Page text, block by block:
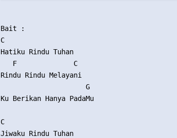
Bait :
C
Hatiku Rindu Tuhan
   F              C
Rindu Rindu Melayani
                     G
Ku Berikan Hanya PadaMu
C
Jiwaku Rindu Tuhan